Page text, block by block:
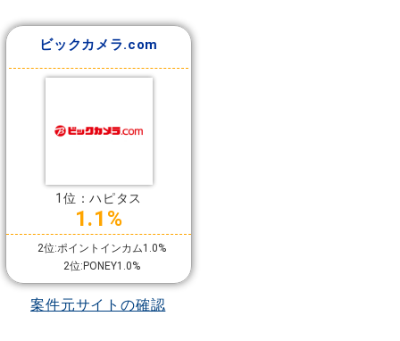
ビックカメラ.com
1位：ハピタス
1.1%
2位:ポイントインカム1.0%
2位:PONEY1.0%
案件元サイトの確認